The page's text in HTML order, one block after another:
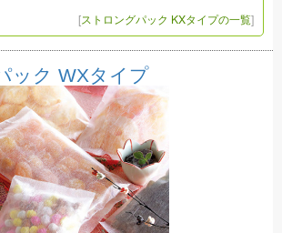
[ストロングパック KXタイプの一覧]
ック WXタイプ